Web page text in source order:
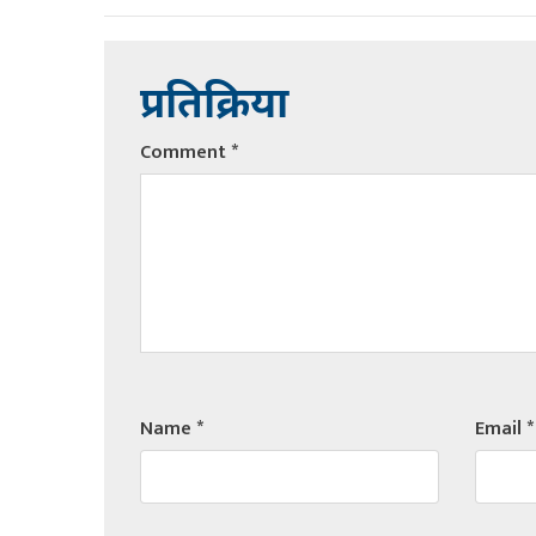
प्रतिक्रिया
Comment*
Name* Email*